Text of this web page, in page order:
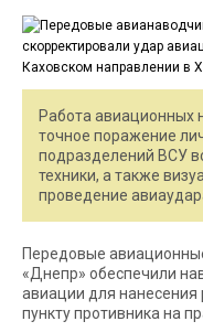
Работа авиационных
точное поражение
подразделений ВСУ
техники, а также
проведение
Передовые
«Днепр» обеспечили
авиации для нанесения
пункту противника на